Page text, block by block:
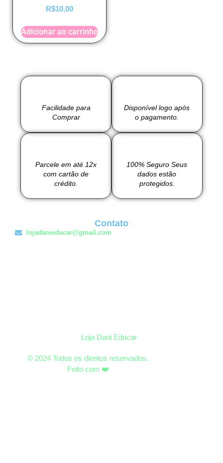
R$10,00
Adicionar ao carrinho
Facilidade para
Comprar
Disponível logo após
o pagamento.
Parcele em até 12x
com cartão de
crédito.
100% Seguro Seus
dados estão
protegidos.
Contato
lojadanieducar@gmail.com
Loja Dani Educar
© 2024 Todos os direitos reservados.
Feito com ❤️